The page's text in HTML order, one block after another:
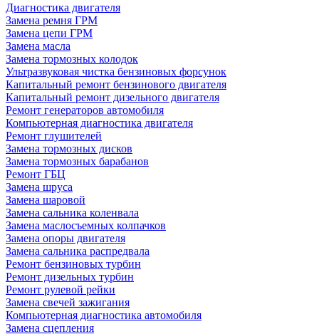
Диагностика двигателя
Замена ремня ГРМ
Замена цепи ГРМ
Замена масла
Замена тормозных колодок
Ультразвуковая чистка бензиновых форсунок
Капитальный ремонт бензинового двигателя
Капитальный ремонт дизельного двигателя
Ремонт генераторов автомобиля
Компьютерная диагностика двигателя
Ремонт глушителей
Замена тормозных дисков
Замена тормозных барабанов
Ремонт ГБЦ
Замена шруса
Замена шаровой
Замена сальника коленвала
Замена маслосъемных колпачков
Замена опоры двигателя
Замена сальника распредвала
Ремонт бензиновых турбин
Ремонт дизельных турбин
Ремонт рулевой рейки
Замена свечей зажигания
Компьютерная диагностика автомобиля
Замена сцепления